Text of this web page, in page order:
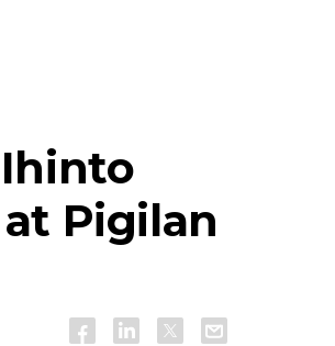
Pigilan